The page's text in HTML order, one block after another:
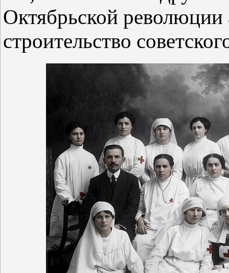
Октябрьской революции
строительство